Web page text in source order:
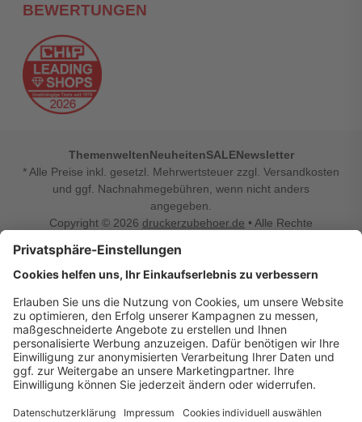
BEWERTUNGEN
ThemenweltenNeuheitenSALENewsletter
* Alle Preise inkl. gesetzl. Mehrwertsteuer zzgl. Versandkosten
und ggf. Nachnahmegebühren, wenn nicht anders
angegeben.
Copyright © 2026 druckerzubehoer.de • Alle Rechte
Vertrag widerrufen
Druckerzubehoer.de – preiswerte Qualität für Ihr Office
Sie sind auf der Suche nach dem passenden Druckerzubehör
oder Zubehör für das Büro, den Computer oder Ihr
Smartphone? Dann sind Sie bei Druckerzubehoer.de genau
richtig! Unser breites Sortiment bietet unter anderem Tinte
und Toner für alle gängigen Druckermodelle – großer sowie
kleiner Hersteller. Zugleich sind wir Ihr Online Fachhandel für
einrichten, die Werkstatt ausstatten oder den Alltag mit